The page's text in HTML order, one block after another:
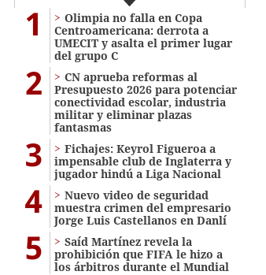
1
Olimpia no falla en Copa
Centroamericana: derrota a
UMECIT y asalta el primer lugar
del grupo C
2
CN aprueba reformas al
Presupuesto 2026 para potenciar
conectividad escolar, industria
militar y eliminar plazas
fantasmas
3
Fichajes: Keyrol Figueroa a
impensable club de Inglaterra y
jugador hindú a Liga Nacional
4
Nuevo video de seguridad
muestra crimen del empresario
Jorge Luis Castellanos en Danlí
5
Saíd Martínez revela la
prohibición que FIFA le hizo a
los árbitros durante el Mundial